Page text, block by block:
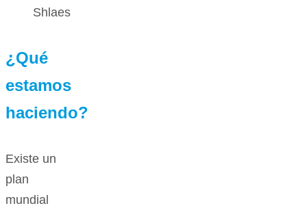
Shlaes
¿Qué
estamos
haciendo?
Existe un
plan
mundial